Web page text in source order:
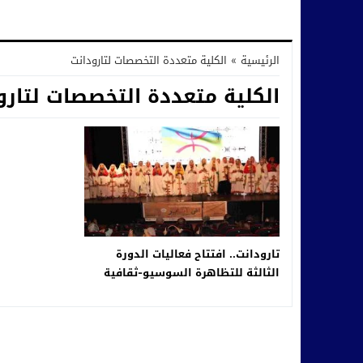
الرئيسية » الكلية متعددة التخصصات لتارودانت
الكلية متعددة التخصصات
تارودانت.. افتتاح فعاليات الدورة
الثالثة للتظاهرة السوسيو-ثقافية